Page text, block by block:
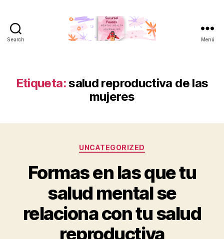
Search Menú
Etiqueta:salud reproductiva de las
mujeres
Categorías
UNCATEGORIZED
Formas en las que tu
salud mental se
relaciona con tu salud
reproductiva